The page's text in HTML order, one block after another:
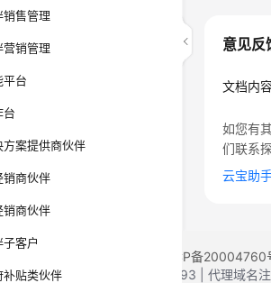
销售管理
营销管理
平台
台
方案提供商伙伴
销商伙伴
销商伙伴
子客户
补贴类伙伴
意见反
文档内
如您有
们联系
云宝助
黔ICP备20004760
务经营许可证：B1.B2-20200593 | 代理域名